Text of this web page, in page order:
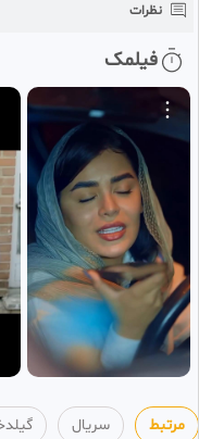
نظرات
فیلمک
مرتبط سریال